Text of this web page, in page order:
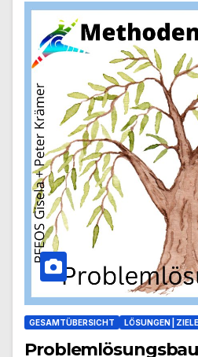
GESAMTÜBERSICHT LÖSUNGEN | ZIELE